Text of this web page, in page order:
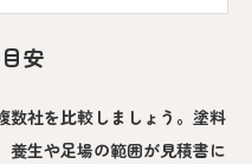
安
数社を比較しましょう。塗料
養生や足場の範囲が見積書に